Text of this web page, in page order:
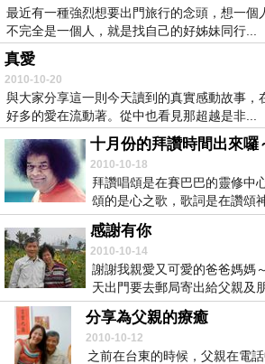
最近有一種強烈想要出門旅行的念頭，想一個
不完全是一個人，就是找自己的好姊妹同行...
真愛
2010-10-20
與大家分享這一則今天讀到的真實感動故事，
好多的愛在流動著。從中也看見那超越是非...
十月份的拜讚時間出來
2010-10-18
拜讚唱頌是在賽巴巴的靈修中
頌的是心之歌，歌詞是在讚頌
關乎...
感謝有你
2010-10-14
謝謝我親愛又可愛的爸爸媽媽
天出門要去郵局寄出給父親及
找...
分享為父親的療癒
2010-10-12
之前在台東的時候，父親在電